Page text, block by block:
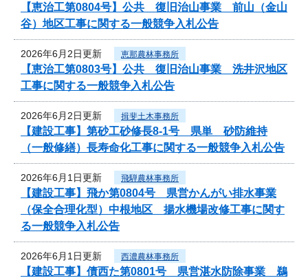
【恵治工第0804号】公共 復旧治山事業 前山（金山
谷）地区工事に関する一般競争入札公告
2026年6月2日更新 恵那農林事務所
【恵治工第0803号】公共 復旧治山事業 洗井沢地区
工事に関する一般競争入札公告
2026年6月2日更新 揖斐土木事務所
【建設工事】第砂工砂修長8-1号 県単 砂防維持
（一般修繕）長寿命化工事に関する一般競争入札公告
2026年6月1日更新 飛騨農林事務所
【建設工事】飛か第0804号 県営かんがい排水事業
（保全合理化型）中根地区 揚水機場改修工事に関す
る一般競争入札公告
2026年6月1日更新 西濃農林事務所
【建設工事】債西た第0801号 県営湛水防除事業 鵜